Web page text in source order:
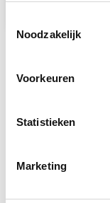
Noodzakelijk
Voorkeuren
Statistieken
Marketing